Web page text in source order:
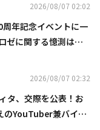
2026/08/07 02:02
年記念イベントに一
ゼに関する憶測は否
2026/08/07 02:32
タ、交際を公表！お
のYouTuber兼バイオ